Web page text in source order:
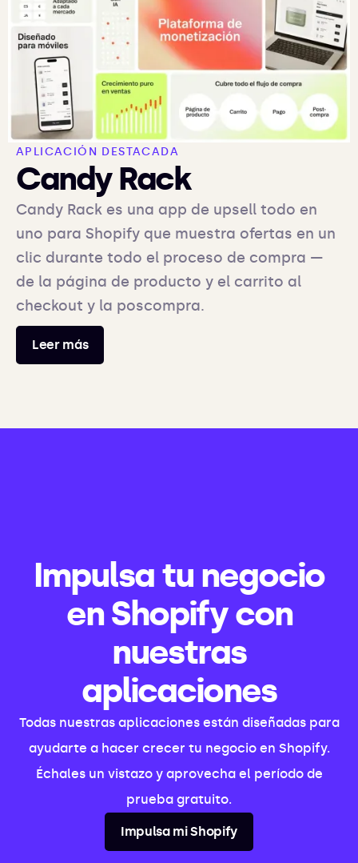
APLICACIÓN DESTACADA
Candy Rack
Candy Rack es una app de upsell todo en
uno para Shopify que muestra ofertas en un
clic durante todo el proceso de compra —
de la página de producto y el carrito al
checkout y la poscompra.
Leer más
Impulsa tu negocio
en Shopify con
nuestras
aplicaciones
Todas nuestras aplicaciones están diseñadas para
ayudarte a hacer crecer tu negocio en Shopify.
Échales un vistazo y aprovecha el período de
prueba gratuito.
Impulsa mi Shopify